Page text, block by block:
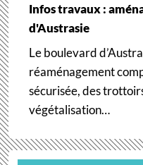
Infos travaux :
d'Austrasie
Le boulevard
réaménagement
sécurisée, des
végétalisation…